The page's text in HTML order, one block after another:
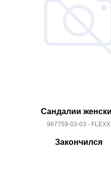
Сандалии
967759-03-03 - FLEXX
Закончился